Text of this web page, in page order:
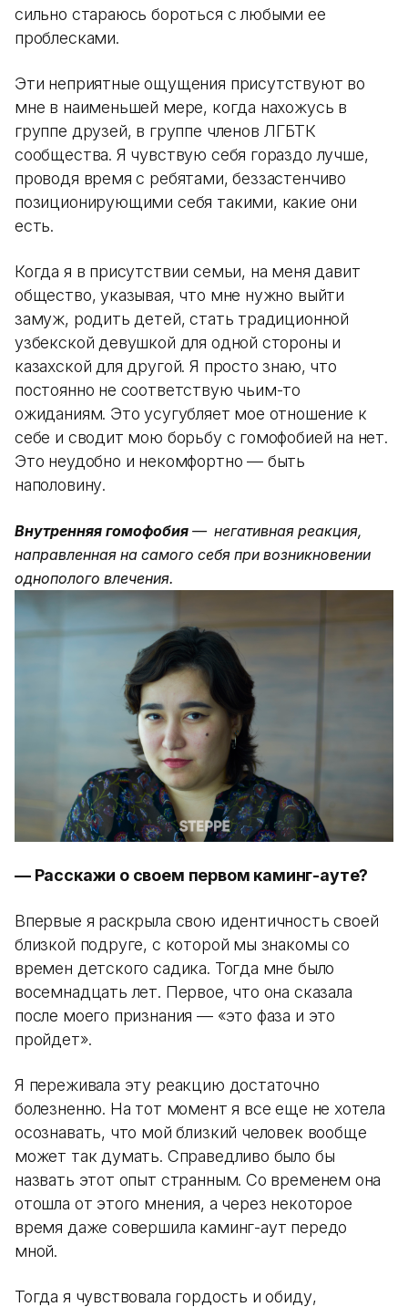
сильно стараюсь бороться с любыми ее
проблесками.
Эти неприятные ощущения присутствуют во
мне в наименьшей мере, когда нахожусь в
группе друзей, в группе членов ЛГБТК
сообщества. Я чувствую себя гораздо лучше,
проводя время с ребятами, беззастенчиво
позиционирующими себя такими, какие они
есть.
Когда я в присутствии семьи, на меня давит
общество, указывая, что мне нужно выйти
замуж, родить детей, стать традиционной
узбекской девушкой для одной стороны и
казахской для другой. Я просто знаю, что
постоянно не соответствую чьим-то
ожиданиям. Это усугубляет мое отношение к
себе и сводит мою борьбу с гомофобией на нет.
Это неудобно и некомфортно — быть
наполовину.
Внутренняя гомофобия — негативная реакция,
направленная на самого себя при возникновении
однополого влечения.
— Расскажи о своем первом каминг-ауте?
Впервые я раскрыла свою идентичность своей
близкой подруге, с которой мы знакомы со
времен детского садика. Тогда мне было
восемнадцать лет. Первое, что она сказала
после моего признания — «это фаза и это
пройдет».
Я переживала эту реакцию достаточно
болезненно. На тот момент я все еще не хотела
осознавать, что мой близкий человек вообще
может так думать. Справедливо было бы
назвать этот опыт странным. Со временем она
отошла от этого мнения, а через некоторое
время даже совершила каминг-аут передо
мной.
Тогда я чувствовала гордость и обиду,